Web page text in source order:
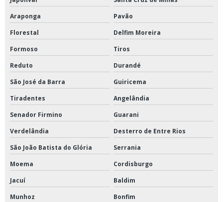
Araponga
Pavão
Florestal
Delfim Moreira
Formoso
Tiros
Reduto
Durandé
São José da Barra
Guiricema
Tiradentes
Angelândia
Senador Firmino
Guarani
Verdelândia
Desterro de Entre Rios
São João Batista do Glória
Serrania
Moema
Cordisburgo
Jacuí
Baldim
Munhoz
Bonfim